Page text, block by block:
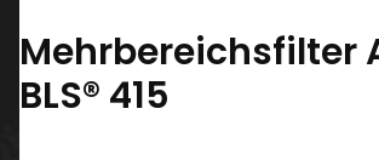
Mehrbereichsfilter
BLS® 415